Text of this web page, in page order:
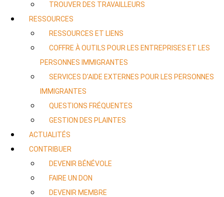
TROUVER DES TRAVAILLEURS
RESSOURCES
RESSOURCES ET LIENS
COFFRE À OUTILS POUR LES ENTREPRISES ET LES
PERSONNES IMMIGRANTES
SERVICES D’AIDE EXTERNES POUR LES PERSONNES
IMMIGRANTES
QUESTIONS FRÉQUENTES
GESTION DES PLAINTES
ACTUALITÉS
CONTRIBUER
DEVENIR BÉNÉVOLE
FAIRE UN DON
DEVENIR MEMBRE